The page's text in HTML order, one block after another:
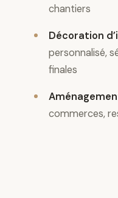
chantiers
Décoration
personnalisé,
finales
commerces,